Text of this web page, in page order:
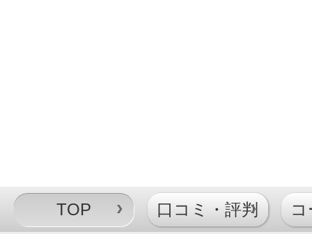
TOP 口コミ・評判